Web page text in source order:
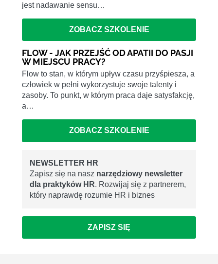
jest nadawanie sensu…
ZOBACZ SZKOLENIE
FLOW - JAK PRZEJŚĆ OD APATII DO PASJI
W MIEJSCU PRACY?
Flow to stan, w którym upływ czasu przyśpiesza, a
człowiek w pełni wykorzystuje swoje talenty i
zasoby. To punkt, w którym praca daje satysfakcję,
a…
ZOBACZ SZKOLENIE
NEWSLETTER HR
Zapisz się na nasz narzędziowy newsletter
dla praktyków HR. Rozwijaj się z partnerem,
który naprawdę rozumie HR i biznes
ZAPISZ SIĘ